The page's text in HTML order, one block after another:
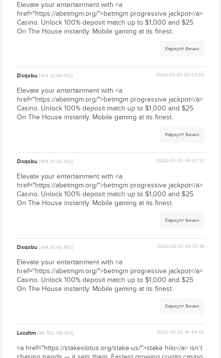
Elevate your entertainment with <a
href="https://abetmgm.org/">betmgm progressive jackpot</a>
Casino. Unlock 100% deposit match up to $1,000 and $25
On The House instantly. Mobile gaming at its finest.
Хариулт бичих
Dxqsbu[144.31.60.142] 2026-03-03 04:57:50
Elevate your entertainment with <a
href="https://abetmgm.org/">betmgm progressive jackpot</a>
Casino. Unlock 100% deposit match up to $1,000 and $25
On The House instantly. Mobile gaming at its finest.
Хариулт бичих
Dxqsbu[144.31.60.142] 2026-03-03 04:57:37
Elevate your entertainment with <a
href="https://abetmgm.org/">betmgm progressive jackpot</a>
Casino. Unlock 100% deposit match up to $1,000 and $25
On The House instantly. Mobile gaming at its finest.
Хариулт бичих
Dxqsbu[144.31.60.142] 2026-03-03 04:57:18
Elevate your entertainment with <a
href="https://abetmgm.org/">betmgm progressive jackpot</a>
Casino. Unlock 100% deposit match up to $1,000 and $25
On The House instantly. Mobile gaming at its finest.
Хариулт бичих
Lxcdtm[45.152.118.143] 2026-03-02 15:44:56
<a href="https://stakeslotus.org/stake-us/">stake hilo</a> isn’t